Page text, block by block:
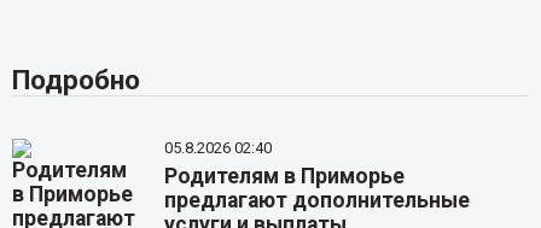
Подробно
05.8.2026 02:40
Родителям в Приморье
предлагают дополнительные